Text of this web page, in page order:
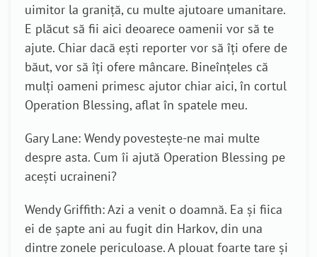
uimitor la graniță, cu multe ajutoare umanitare.
E plăcut să fii aici deoarece oamenii vor să te
ajute. Chiar dacă ești reporter vor să îți ofere de
băut, vor să îți ofere mâncare. Bineînțeles că
mulți oameni primesc ajutor chiar aici, în cortul
Operation Blessing, aflat în spatele meu.
Gary Lane: Wendy povestește-ne mai multe
despre asta. Cum îi ajută Operation Blessing pe
acești ucraineni?
Wendy Griffith: Azi a venit o doamnă. Ea și fiica
ei de șapte ani au fugit din Harkov, din una
dintre zonele periculoase. A plouat foarte tare și